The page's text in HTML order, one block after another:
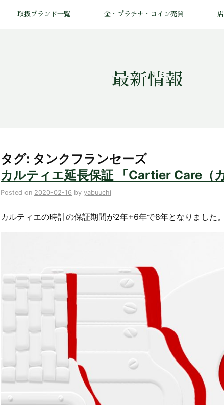
取扱ブランド一覧 金・プラチナ・コイン売買
最新情報
タグ: タンクフランセーズ
カルティエ延長保証 「Cartier Care（
Posted on 2020-02-16 by yabuuchi
カルティエの時計の保証期間が2年+6年で8年となりました。